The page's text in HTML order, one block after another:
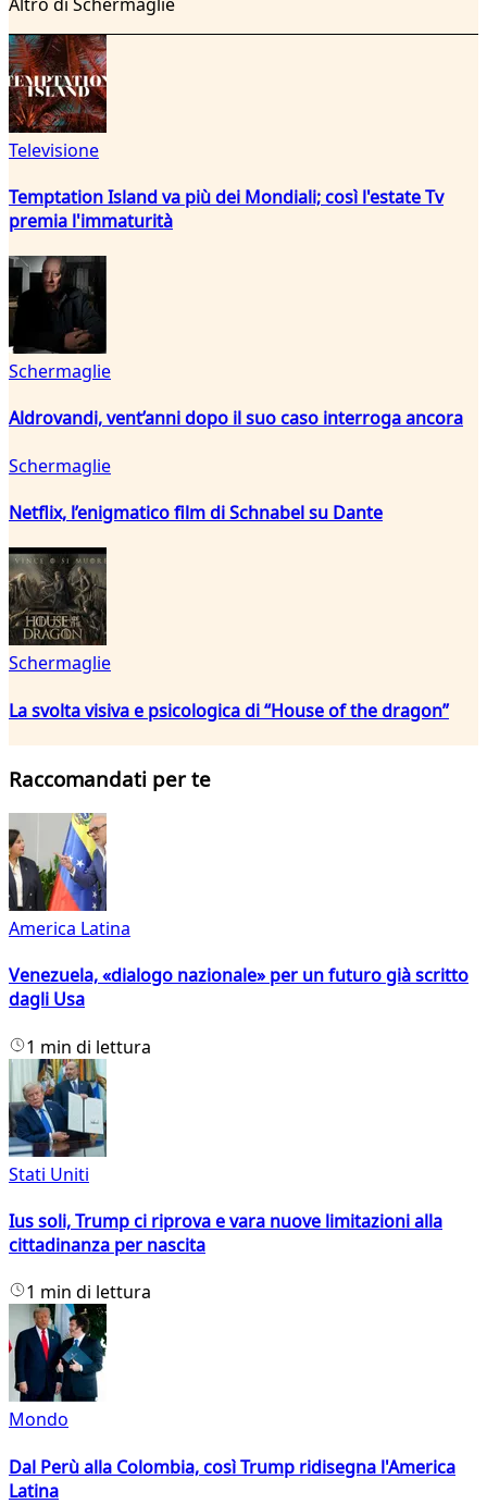
Televisione
Temptation Island va più dei Mondiali; così l'estate Tv
premia l'immaturità
Schermaglie
Aldrovandi, vent’anni dopo il suo caso interroga ancora
Schermaglie
Netflix, l’enigmatico film di Schnabel su Dante
Schermaglie
La svolta visiva e psicologica di “House of the dragon”
Raccomandati per te
America Latina
Venezuela, «dialogo nazionale» per un futuro già scritto
dagli Usa
1 min di lettura
Stati Uniti
Ius soli, Trump ci riprova e vara nuove limitazioni alla
cittadinanza per nascita
1 min di lettura
Mondo
Dal Perù alla Colombia, così Trump ridisegna l'America
Latina